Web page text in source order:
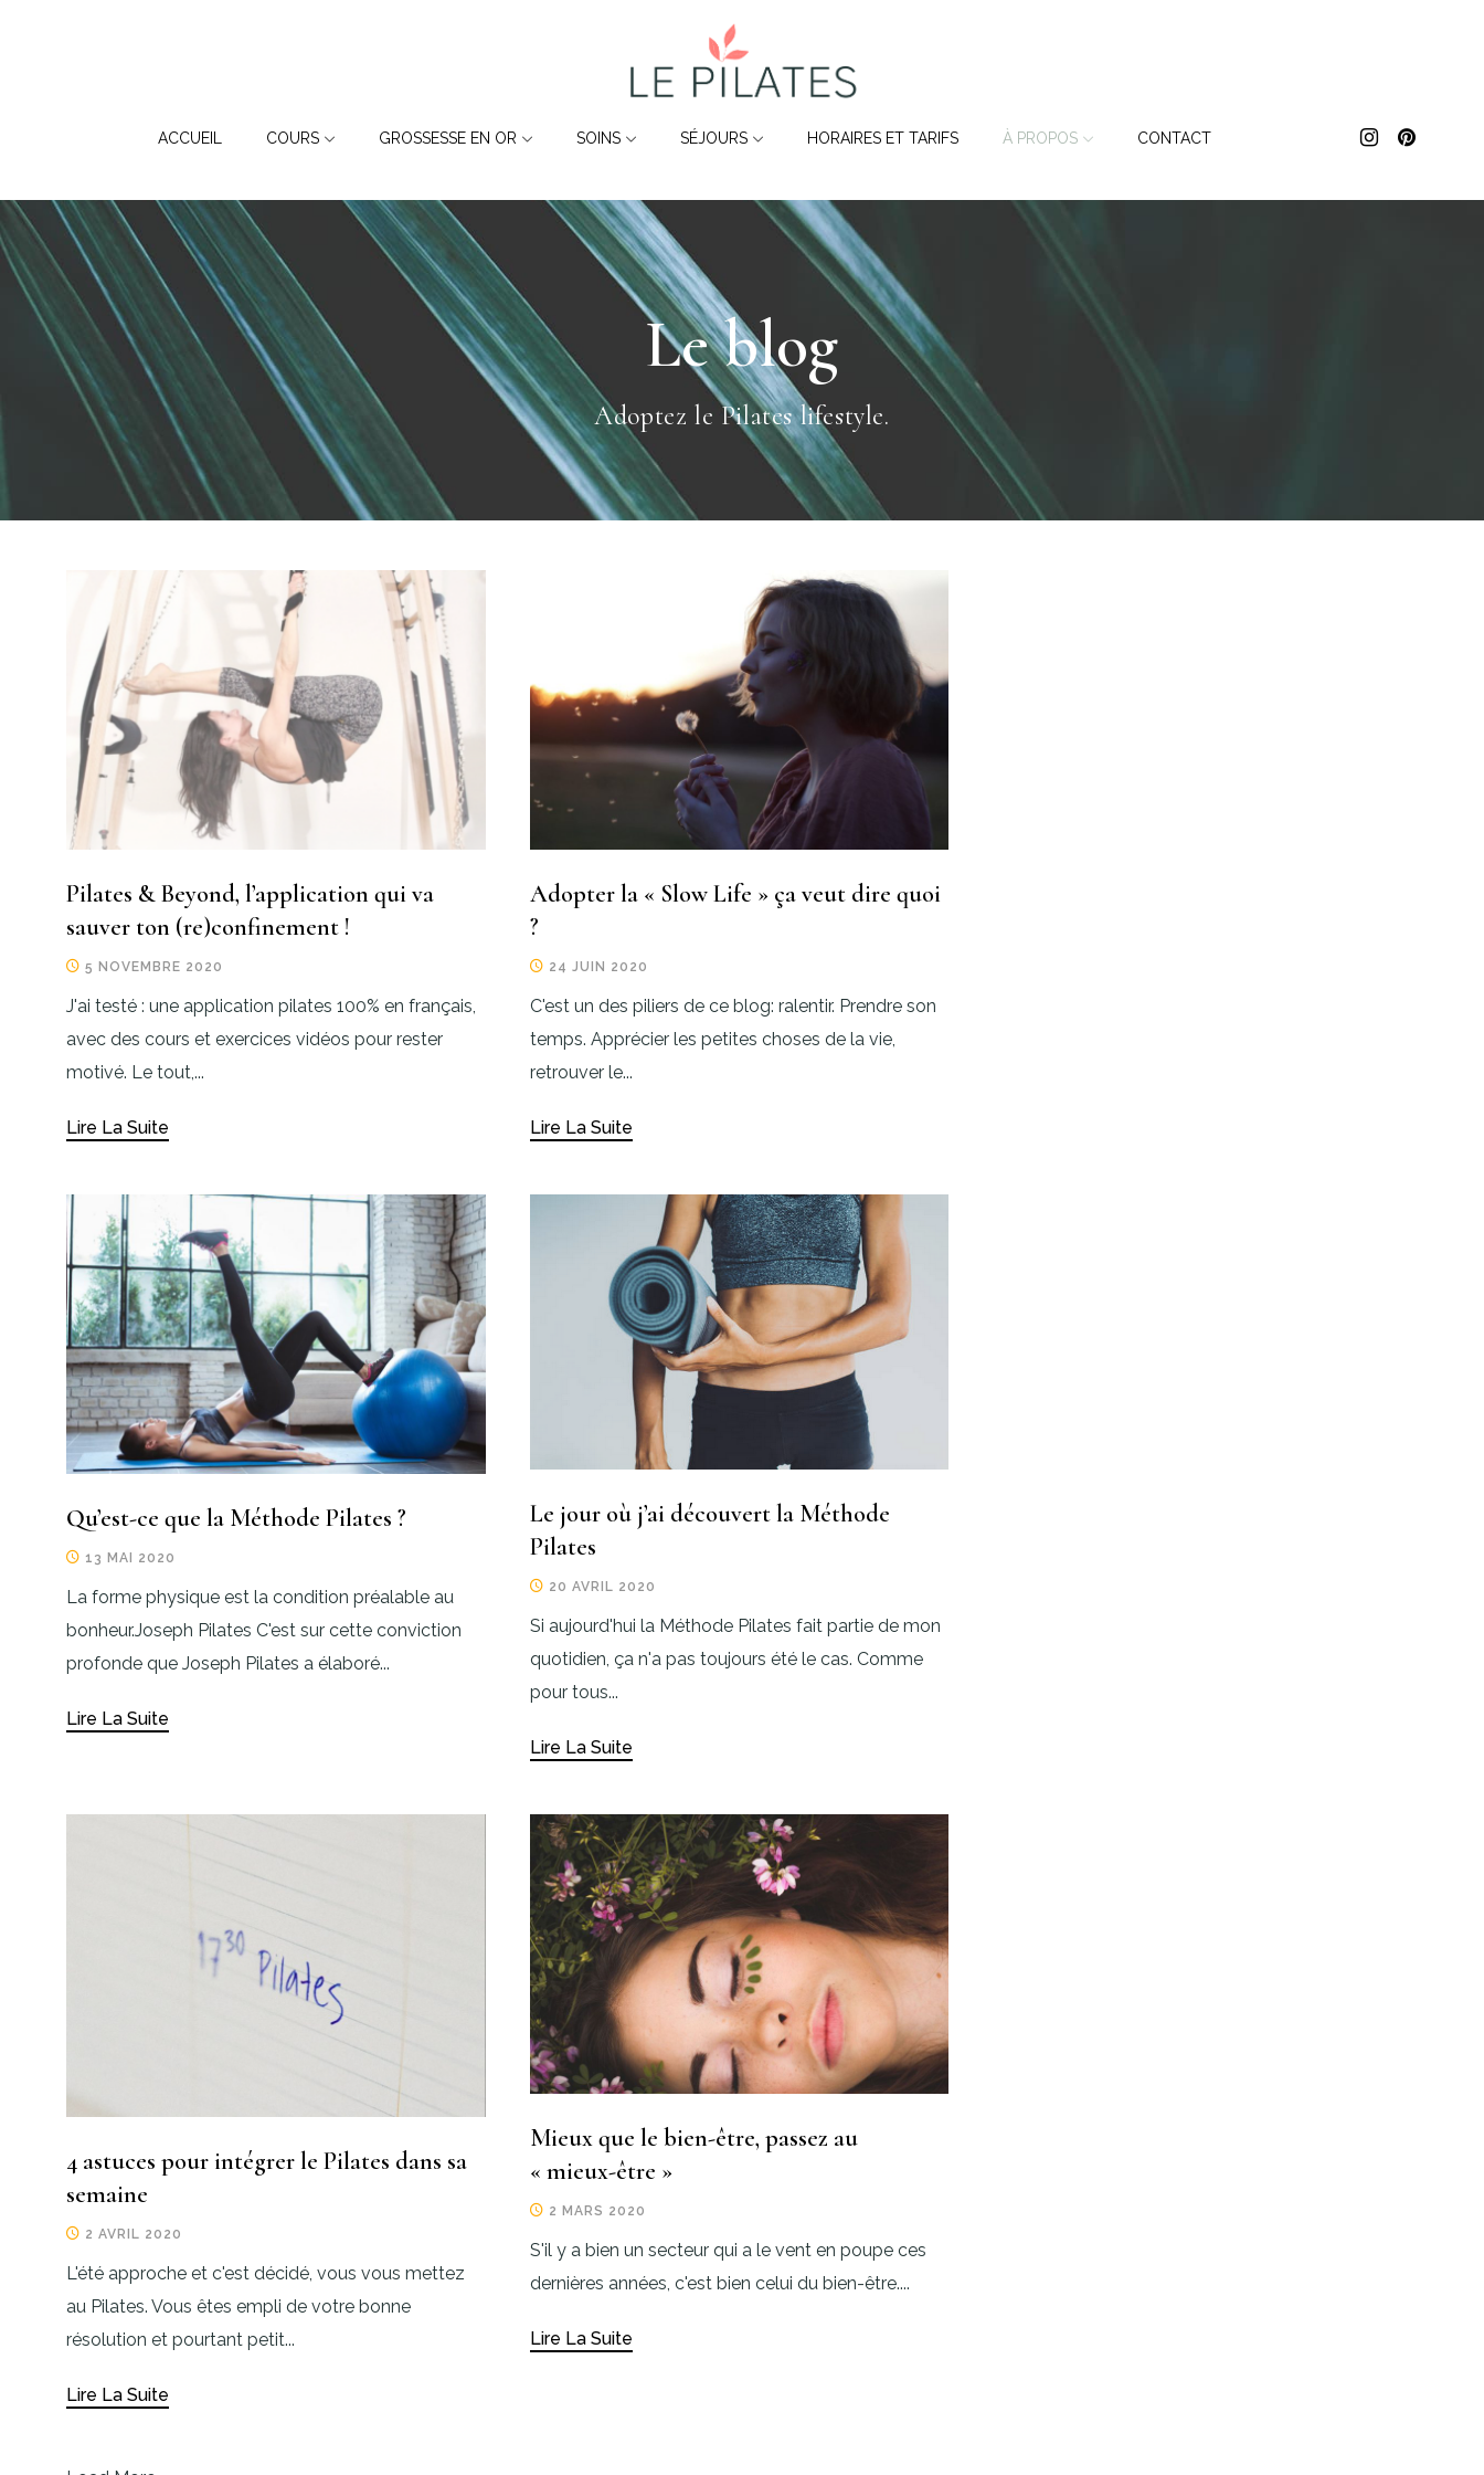
ACCUEIL COURS GROSSESSE EN OR SOINS SÉJOURS HORAIRES ET TARIFS À PROPOS CONTACT
Le blog
Adoptez le Pilates lifestyle.
Pilates & Beyond, l’application qui va
sauver ton (re)confinement !
5 NOVEMBRE 2020
J'ai testé : une application pilates 100% en français,
avec des cours et exercices vidéos pour rester
motivé. Le tout,...
Lire La Suite
Adopter la « Slow Life » ça veut dire quoi
?
24 JUIN 2020
C'est un des piliers de ce blog: ralentir. Prendre son
temps. Apprécier les petites choses de la vie,
retrouver le...
Lire La Suite
Qu’est-ce que la Méthode Pilates ?
13 MAI 2020
La forme physique est la condition préalable au
bonheur.Joseph Pilates C'est sur cette conviction
profonde que Joseph Pilates a élaboré...
Lire La Suite
Le jour où j’ai découvert la Méthode
Pilates
20 AVRIL 2020
Si aujourd'hui la Méthode Pilates fait partie de mon
quotidien, ça n'a pas toujours été le cas. Comme
pour tous...
Lire La Suite
4 astuces pour intégrer le Pilates dans sa
semaine
2 AVRIL 2020
L'été approche et c'est décidé, vous vous mettez
au Pilates. Vous êtes empli de votre bonne
résolution et pourtant petit...
Lire La Suite
Mieux que le bien-être, passez au
« mieux-être »
2 MARS 2020
S'il y a bien un secteur qui a le vent en poupe ces
dernières années, c'est bien celui du bien-être....
Lire La Suite